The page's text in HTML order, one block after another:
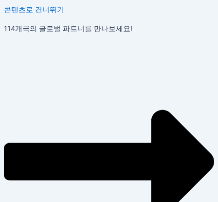
콘텐츠로 건너뛰기
114개국의 글로벌 파트너를 만나보세요!